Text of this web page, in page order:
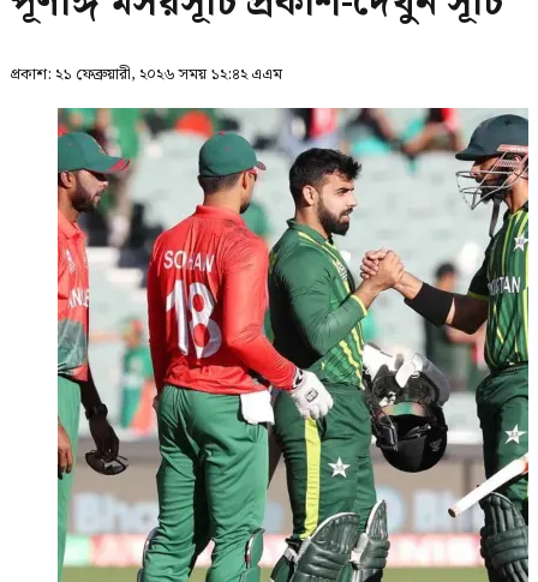
প্রকাশ: ২১ ফেব্রুয়ারী, ২০২৬ সময় ১২:৪২ এএম